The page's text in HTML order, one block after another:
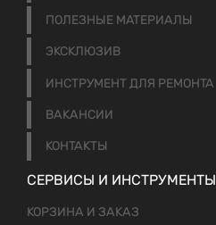
ПОЛЕЗНЫЕ МАТЕРИАЛЫ
ЭКСКЛЮЗИВ
ИНСТРУМЕНТ ДЛЯ РЕМОНТА
ВАКАНСИИ
КОНТАКТЫ
СЕРВИСЫ И ИНСТРУМЕНТЫ
КОРЗИНА И ЗАКАЗ